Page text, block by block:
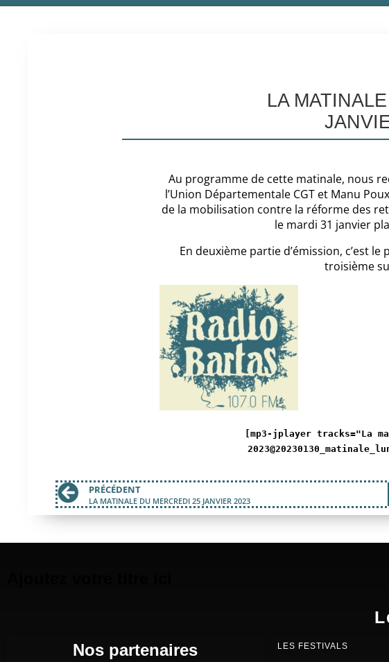
LA
Au programme de cette matinale, nous
l’Union Départementale CGT et Manu
de la mobilisation contre la réforme des
le mardi 31 janvier
En deuxième partie d’émission, c’est
troisième
[mp3-jplayer tracks="La
PRÉCÉDENT
LA MATINALE DU MERCREDI 25 JANVIER 2023
Nos partenaires LES FESTIVALS